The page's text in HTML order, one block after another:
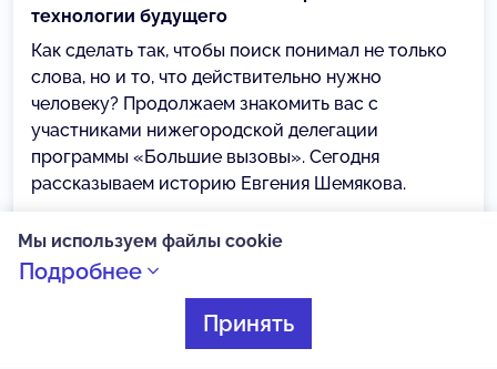
технологии будущего
Как сделать так, чтобы поиск понимал не только
слова, но и то, что действительно нужно
человеку? Продолжаем знакомить вас с
участниками нижегородской делегации
программы «Большие вызовы». Сегодня
рассказываем историю Евгения Шемякова.
Мы используем файлы cookie
Подробнее
Принять